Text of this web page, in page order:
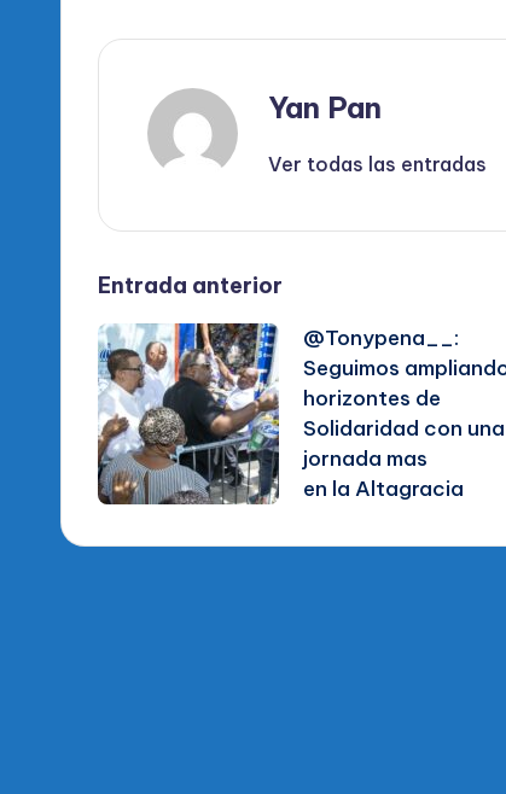
Yan Pan
Ver todas las entradas
Navegación
de
entradas
Entrada anterior
@Tonypena__:
Seguimos
horizontes de
Solidaridad con una
jornada mas
en la Altagracia